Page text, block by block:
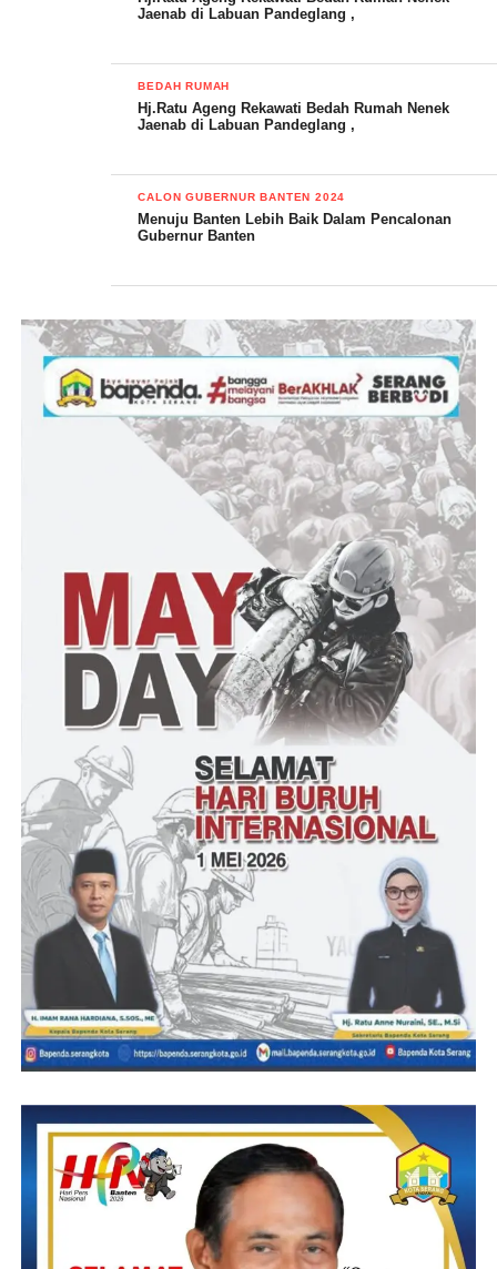
YOGI G PARIDANIS,SE
KETUA PJBN DPD TANGERANG KOTA (KIRI),
RADEN ARYA BANDA YUDA PANGLIMA KOMANDO PJBN DPP (KANAN)
“Hal demikian yang kami rasakan selama ini hanya terdapat di
dalam diri bunda Hj.Ratu Ageng Rekawati, beliau sangat cocok
sebagai pucuk pimpinan tanah Banten ini,” tegasnya
“Kami mengajak kepada seluruh elemen masyarakat Banten
untuk dapat membuka mata dan hatinya jangan sampai memilih
pemimpin yang hanya milik keluarga saja, mari kita dukung dan
doakan agar bunda Hj.Ratu Ageng Rekawati menjadi gubernur
Banten yang memang terpilih dari langit dan pilihan kita semua,”
harapnya
“Kalau kami sedikitpun tidak akan tergoyahkan pada pilihan
kami karena keyakinan kami memang bunda Hj.Ratu Ageng
Rekawati yang paling cocok untuk menduduki jabatan gubernur
Banten,” tutupnya
Budi. Prabudiana – Redaksi G
Post Views: 16
Jaenab di Labuan Pandeglang ,
BEDAH RUMAH
Hj.Ratu Ageng Rekawati Bedah Rumah Nenek
Jaenab di Labuan Pandeglang ,
CALON GUBERNUR BANTEN 2024
Menuju Banten Lebih Baik Dalam Pencalonan
Gubernur Banten